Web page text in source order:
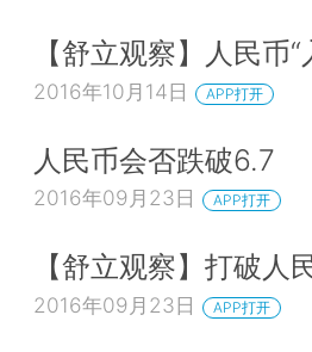
【舒立观察】人民币
2016年10月14日 APP打开
人民币会否跌破6.7
2016年09月23日 APP打开
【舒立观察】打破人
2016年09月23日 APP打开